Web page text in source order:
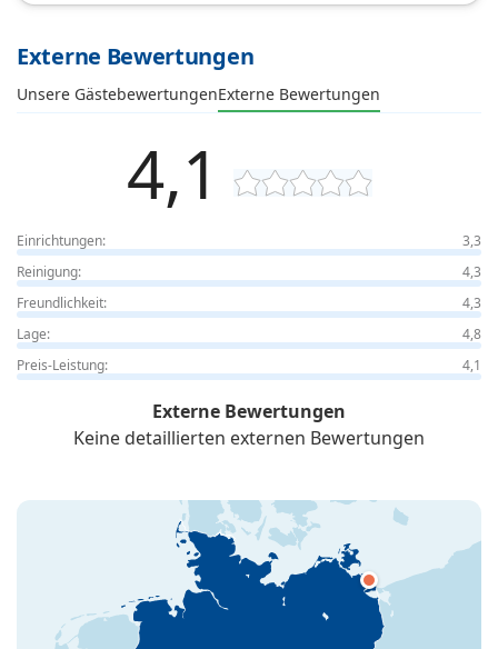
Externe Bewertungen
Unsere GästebewertungenExterne Bewertungen
4,1
Einrichtungen:
3,3
Reinigung:
4,3
Freundlichkeit:
4,3
Lage:
4,8
Preis-Leistung:
4,1
Externe Bewertungen
Keine detaillierten externen Bewertungen